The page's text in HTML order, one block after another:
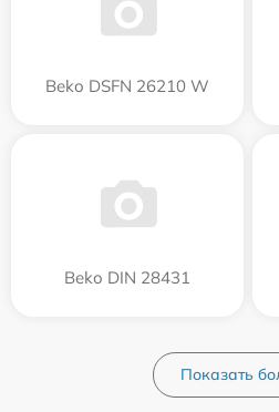
Beko DSFN 26210 W
Beko DIN 28431
Показать